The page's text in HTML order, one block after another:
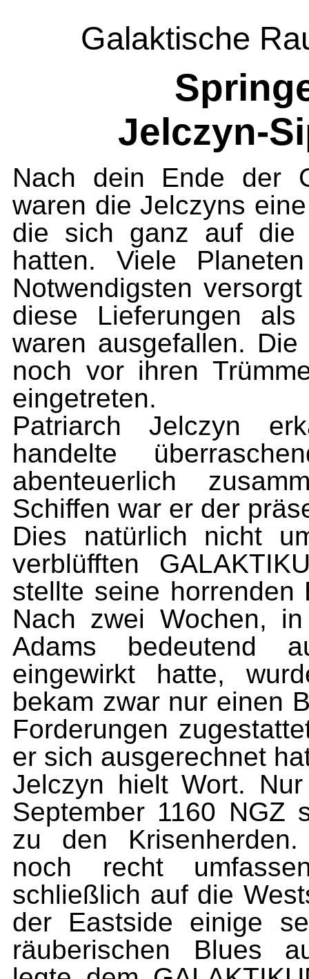
Galaktische
Jelczyn-
Nach dein Ende der
waren die Jelczyns
die sich ganz auf die
hatten. Viele
Notwendigsten
diese Lieferungen
waren ausgefallen.
noch vor ihren
eingetreten.
Patriarch Jelczyn
handelte
abenteuerlich
Schiffen war er der
Dies natürlich nicht
verblüfften
stellte seine horrenden
Nach zwei Wochen,
Adams bedeutend
eingewirkt hatte,
bekam zwar nur einen
Forderungen
er sich ausgerechnet
Jelczyn hielt Wort.
September 1160 NGZ
zu den
noch recht
schließlich auf die
der Eastside einige
räuberischen Blues